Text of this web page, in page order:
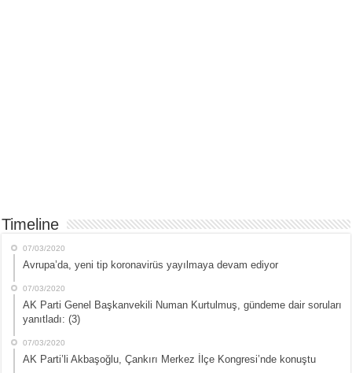
Timeline
07/03/2020
Avrupa’da, yeni tip koronavirüs yayılmaya devam ediyor
07/03/2020
AK Parti Genel Başkanvekili Numan Kurtulmuş, gündeme dair soruları
yanıtladı: (3)
07/03/2020
AK Parti’li Akbaşoğlu, Çankırı Merkez İlçe Kongresi’nde konuştu